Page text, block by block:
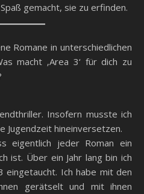
gemacht, sie zu erfinden.
Romane in unterschiedlichen
macht ‚Area 3‘ für dich zu
Insofern musste ich
Jugendzeit hineinversetzen.
eigentlich jeder Roman ein
ist. Über ein Jahr lang bin ich
Ich habe mit den
gerätselt und mit ihnen